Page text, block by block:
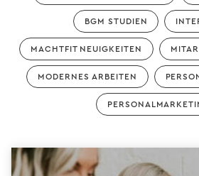
BGM STUDIEN
MACHTFIT NEUIGKEITEN
MODERNES ARBEITEN